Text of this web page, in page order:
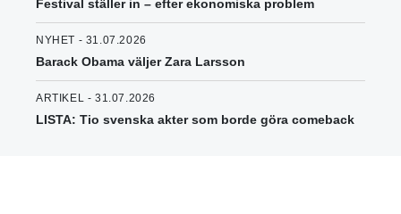
Festival ställer in – efter ekonomiska problem
NYHET - 31.07.2026
Barack Obama väljer Zara Larsson
ARTIKEL - 31.07.2026
LISTA: Tio svenska akter som borde göra comeback